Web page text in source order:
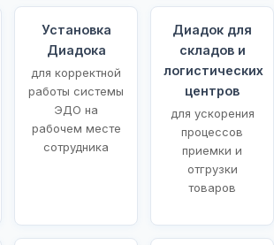
Установка
Диадока
для корректной
работы системы
ЭДО на
рабочем месте
сотрудника
Диадок для
складов и
логистических
центров
для ускорения
процессов
приемки и
отгрузки
товаров